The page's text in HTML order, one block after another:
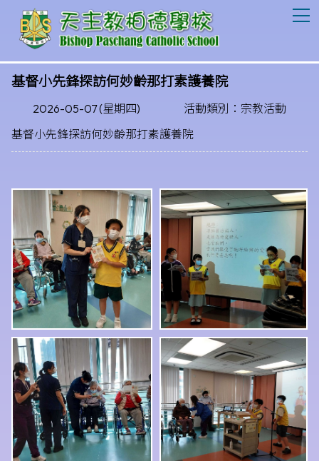
基督小先鋒探訪何妙齡那打素護養院
2026-05-07 (星期四)
活動類別：宗教活動
基督小先鋒探訪何妙齡那打素護養院